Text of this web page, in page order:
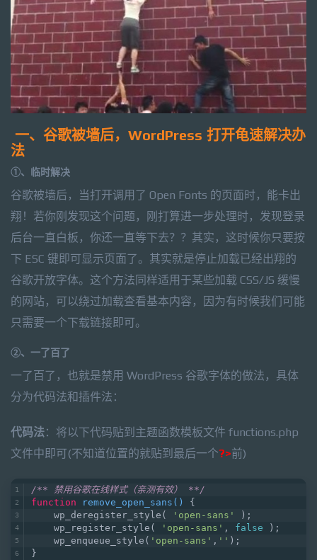
一、谷歌被墙后，WordPress 打开龟速解决办
法
①、临时解决
谷歌被墙后，当打开调用了 Open Fonts 的页面时，能卡出
翔！若你刚发现这个问题，刚打算进一步处理时，发现登录
后台一直白板，你还一直等下去？？其实，这时候你只要按
下 ESC 键即可显示页面了。其实就是停止加载已经出翔的
谷歌开放字体。这个方法同样适用于某些加载 CSS/JS 缓慢
的网站，可以绕过加载查看基本内容，因为有时候我们可能
只需要一个下载链接即可。
②、一了百了
一了百了，也就是禁用 WordPress 谷歌字体的做法，具体
分为代码法和插件法：
代码法：将以下代码贴到主题函数模板文件 functions.php
文件中即可(不知道位置的就贴到最后一个?>前)
/** 禁用谷歌在线样式（亲测有效） **/
function
remove_open_sans ( ) {
    wp_deregister_style(
'open-sans'
);
    wp_register_style(
'open-sans' , false );
    wp_enqueue_style(
'open-sans' , '' );
}